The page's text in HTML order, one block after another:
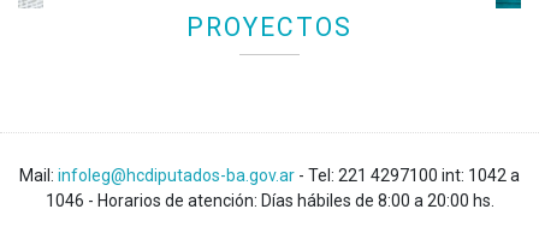
PROYECTOS
Mail: infoleg@hcdiputados-ba.gov.ar - Tel: 221 4297100 int: 1042 a
1046 - Horarios de atención: Días hábiles de 8:00 a 20:00 hs.